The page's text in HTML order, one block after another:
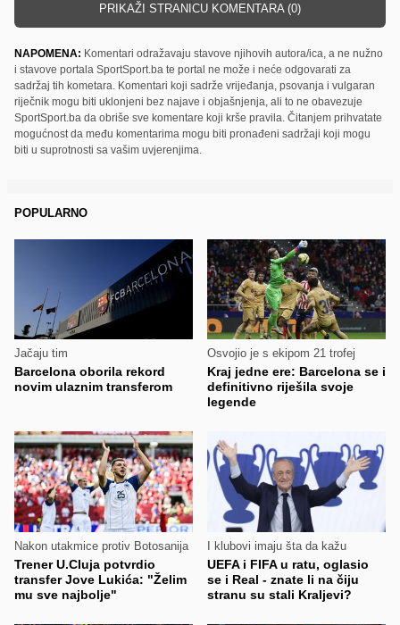
PRIKAŽI STRANICU KOMENTARA (0)
NAPOMENA: Komentari odražavaju stavove njihovih autora/ica, a ne nužno
i stavove portala SportSport.ba te portal ne može i neće odgovarati za
sadržaj tih kometara. Komentari koji sadrže vrijeđanja, psovanja i vulgaran
riječnik mogu biti uklonjeni bez najave i objašnjenja, ali to ne obavezuje
SportSport.ba da obriše sve komentare koji krše pravila. Čitanjem prihvatate
mogućnost da među komentarima mogu biti pronađeni sadržaji koji mogu
biti u suprotnosti sa vašim uvjerenjima.
POPULARNO
Jačaju tim
Barcelona oborila rekord
novim ulaznim transferom
Osvojio je s ekipom 21 trofej
Kraj jedne ere: Barcelona se i
definitivno riješila svoje
legende
Nakon utakmice protiv Botosanija
Trener U.Cluja potvrdio
transfer Jove Lukića: "Želim
mu sve najbolje"
I klubovi imaju šta da kažu
UEFA i FIFA u ratu, oglasio
se i Real - znate li na čiju
stranu su stali Kraljevi?